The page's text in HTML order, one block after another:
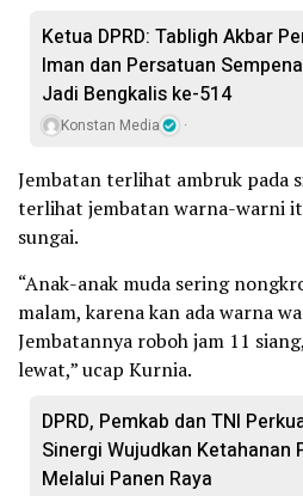
Ketua DPRD: Tabligh Akbar
Iman dan Persatuan
Jadi Bengkalis ke-514
Konstan Media
Jembatan terlihat ambruk pada
terlihat jembatan warna-warni
sungai.
“Anak-anak muda sering
malam, karena kan ada warna
Jembatannya roboh jam 11
lewat,” ucap Kurnia.
DPRD, Pemkab dan TNI
Sinergi Wujudkan Ketahanan
Melalui Panen Raya